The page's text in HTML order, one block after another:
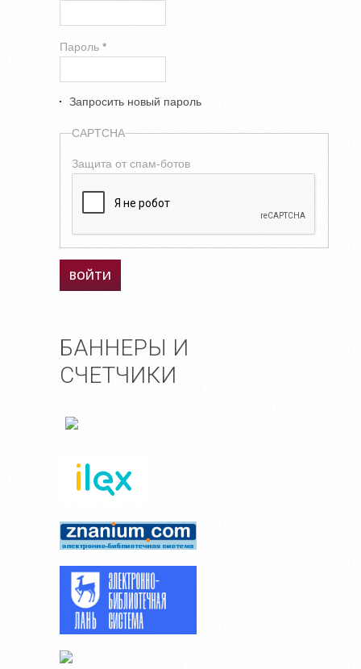
Пароль *
Запросить новый пароль
CAPTCHA
Защита от спам-ботов
БАННЕРЫ И
СЧЕТЧИКИ